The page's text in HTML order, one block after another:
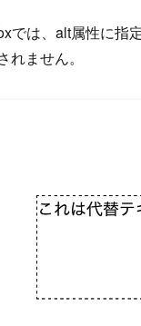
では、alt属性に指
れません。